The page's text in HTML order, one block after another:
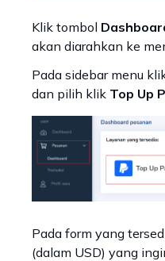
Klik tombol
akan diarahkan ke
Pada sidebar menu
dan pilih klik Top Up
Pada form yang
(dalam USD) yang